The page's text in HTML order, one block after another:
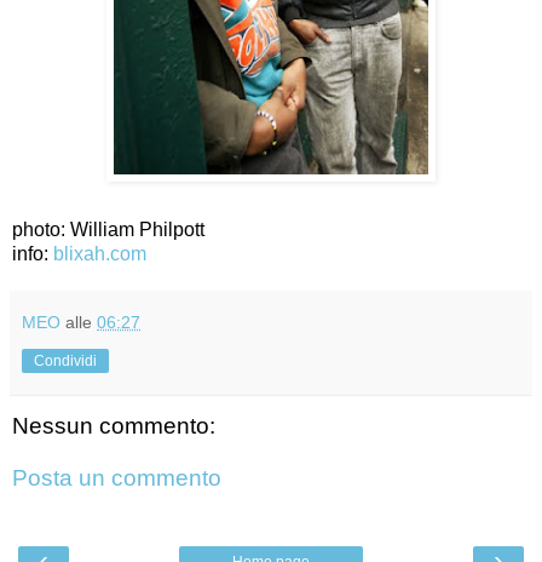
photo: William Philpott
info: blixah.com
MEO alle 06:27
Condividi
Nessun commento:
Posta un commento